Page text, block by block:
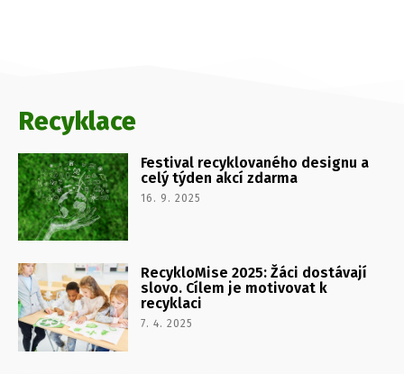
Recyklace
Festival recyklovaného designu a
celý týden akcí zdarma
16. 9. 2025
RecykloMise 2025: Žáci dostávají
slovo. Cílem je motivovat k
recyklaci
7. 4. 2025